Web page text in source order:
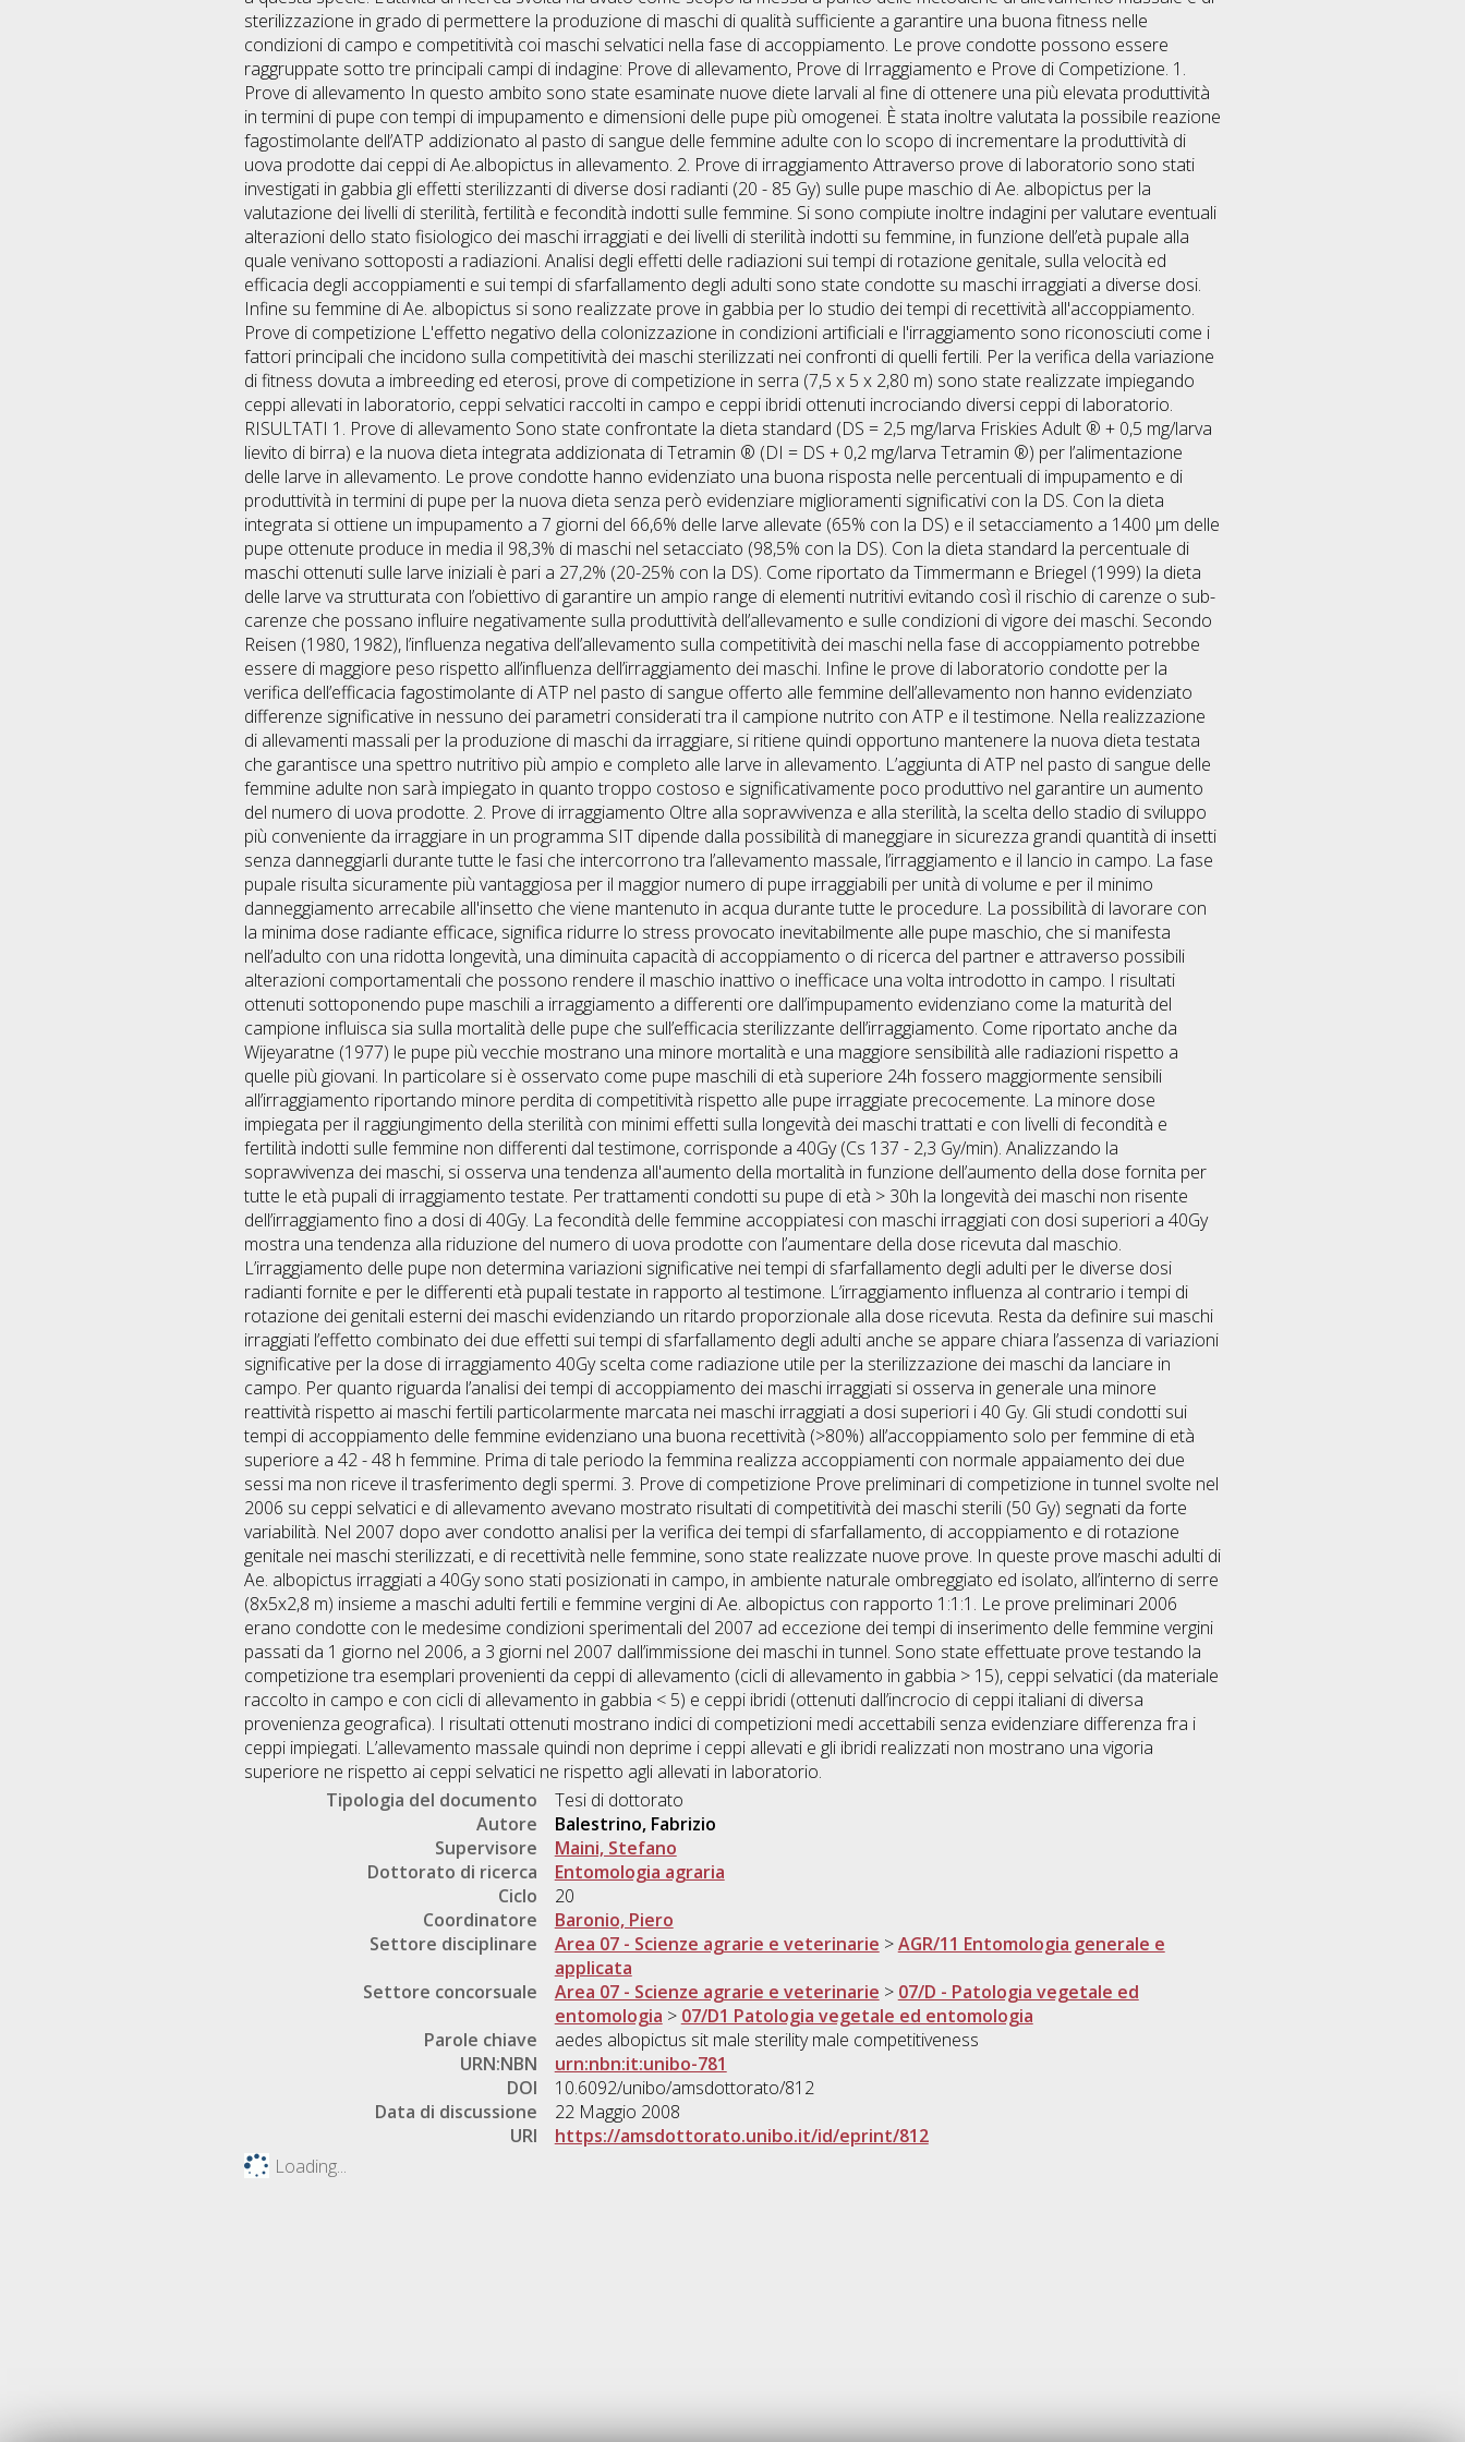
Tipologia del documento
Tesi di dottorato
Autore
Balestrino, Fabrizio
Supervisore
Maini, Stefano
Dottorato di ricerca
Entomologia agraria
Ciclo
20
Coordinatore
Baronio, Piero
Settore disciplinare
Area 07 - Scienze agrarie e veterinarie >AGR/11 Entomologia generale e
applicata
Settore concorsuale
Area 07 - Scienze agrarie e veterinarie > 07/D - Patologia vegetale ed
entomologia > 07/D1 Patologia vegetale ed entomologia
Parole chiave
aedes albopictus sit male sterility male competitiveness
URN:NBN
urn:nbn:it:unibo-781
DOI
10.6092/unibo/amsdottorato/812
Data di discussione
22 Maggio 2008
URI
https://amsdottorato.unibo.it/id/eprint/812
Loading...